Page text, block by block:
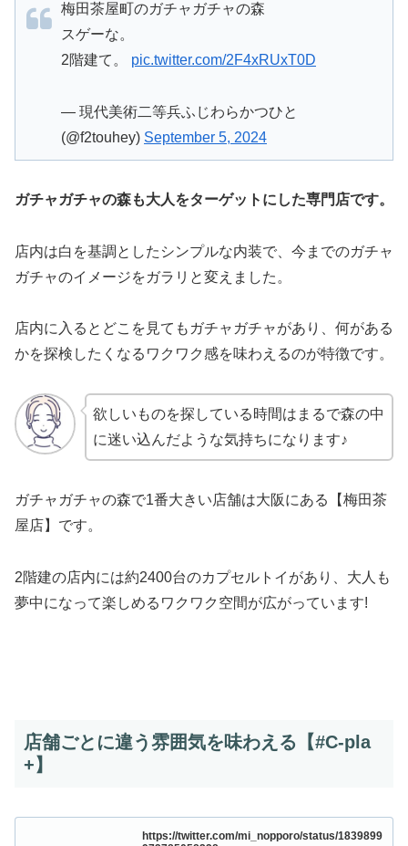
梅田茶屋町のガチャガチャの森
スゲーな。
2階建て。 pic.twitter.com/2F4xRUxT0D
— 現代美術二等兵ふじわらかつひと
(@f2touhey) September 5, 2024
ガチャガチャの森も大人をターゲットにした専門店です。
店内は白を基調としたシンプルな内装で、今までのガチャ
ガチャのイメージをガラリと変えました。
店内に入るとどこを見てもガチャガチャがあり、何がある
かを探検したくなるワクワク感を味わえるのが特徴です。
欲しいものを探している時間はまるで森の中
に迷い込んだような気持ちになります♪
ガチャガチャの森で1番大きい店舗は大阪にある【梅田茶
屋店】です。
2階建の店内には約2400台のカプセルトイがあり、大人も
夢中になって楽しめるワクワク空間が広がっています!
店舗ごとに違う雰囲気を味わえる【#C-pla
+】
https://twitter.com/mi_nopporo/status/1839899